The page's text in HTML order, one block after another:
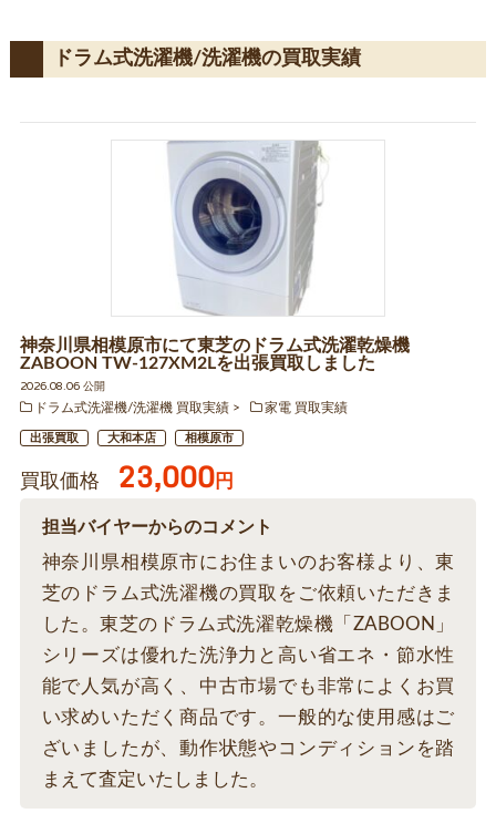
ドラム式洗濯機/洗濯機の買取実績
神奈川県相模原市にて東芝のドラム式洗濯乾燥機
ZABOON TW-127XM2Lを出張買取しました
2026.08.06 公開
ドラム式洗濯機/洗濯機 買取実績
家電 買取実績
出張買取 大和本店 相模原市
買取価格 23,000円
担当バイヤーからのコメント
神奈川県相模原市にお住まいのお客様より、東
芝のドラム式洗濯機の買取をご依頼いただきま
した。東芝のドラム式洗濯乾燥機「ZABOON」
シリーズは優れた洗浄力と高い省エネ・節水性
能で人気が高く、中古市場でも非常によくお買
い求めいただく商品です。一般的な使用感はご
ざいましたが、動作状態やコンディションを踏
まえて査定いたしました。